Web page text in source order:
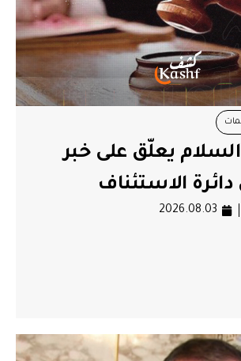
يعلّق على خبر
دائرة الاستئناف
2026.08.03